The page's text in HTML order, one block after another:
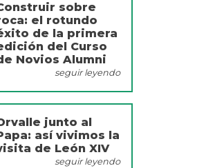
sobre
el rotundo
de la primera
del Curso
Novios Alumni
seguir leyendo
junto al
así vivimos la
de León XIV
seguir leyendo